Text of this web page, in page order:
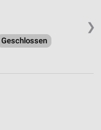
❯
Geschlossen